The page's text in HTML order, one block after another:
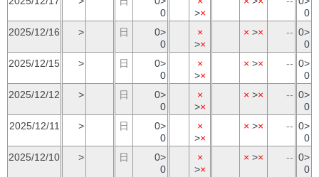
0
>×
0
2025/12/16
> 日
0>
0
×
>×
× >× -- 0>
0
2025/12/15
> 日
0>
0
×
>×
× >× -- 0>
0
2025/12/12
> 日
0>
0
×
>×
× >× -- 0>
0
2025/12/11
> 日
0>
0
×
>×
× >× -- 0>
0
2025/12/10
> 日
0>
0
×
>×
× >× -- 0>
0